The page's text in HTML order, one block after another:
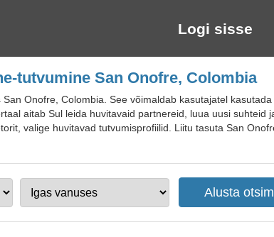
Logi sisse
tutvumine San Onofre, Colombia
Onofre, Colombia. See võimaldab kasutajatel
aitab Sul leida huvitavaid partnereid, luua uusi suhteid
valige huvitavad tutvumisprofiilid. Liitu tasuta San